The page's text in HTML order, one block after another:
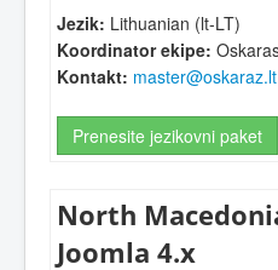
Jezik: Lithuanian (lt-LT)
Koordinator ekipe:
Kontakt: master@oskaraz.lt
Prenesite jezikovni paket
North
Joomla 4.x